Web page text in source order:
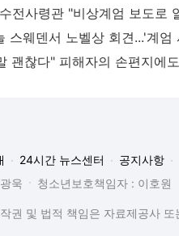
24시간 뉴스센터
공지사항
욱
청소년보호책임자 : 이호원
권 및 법적 책임은 자료제공사